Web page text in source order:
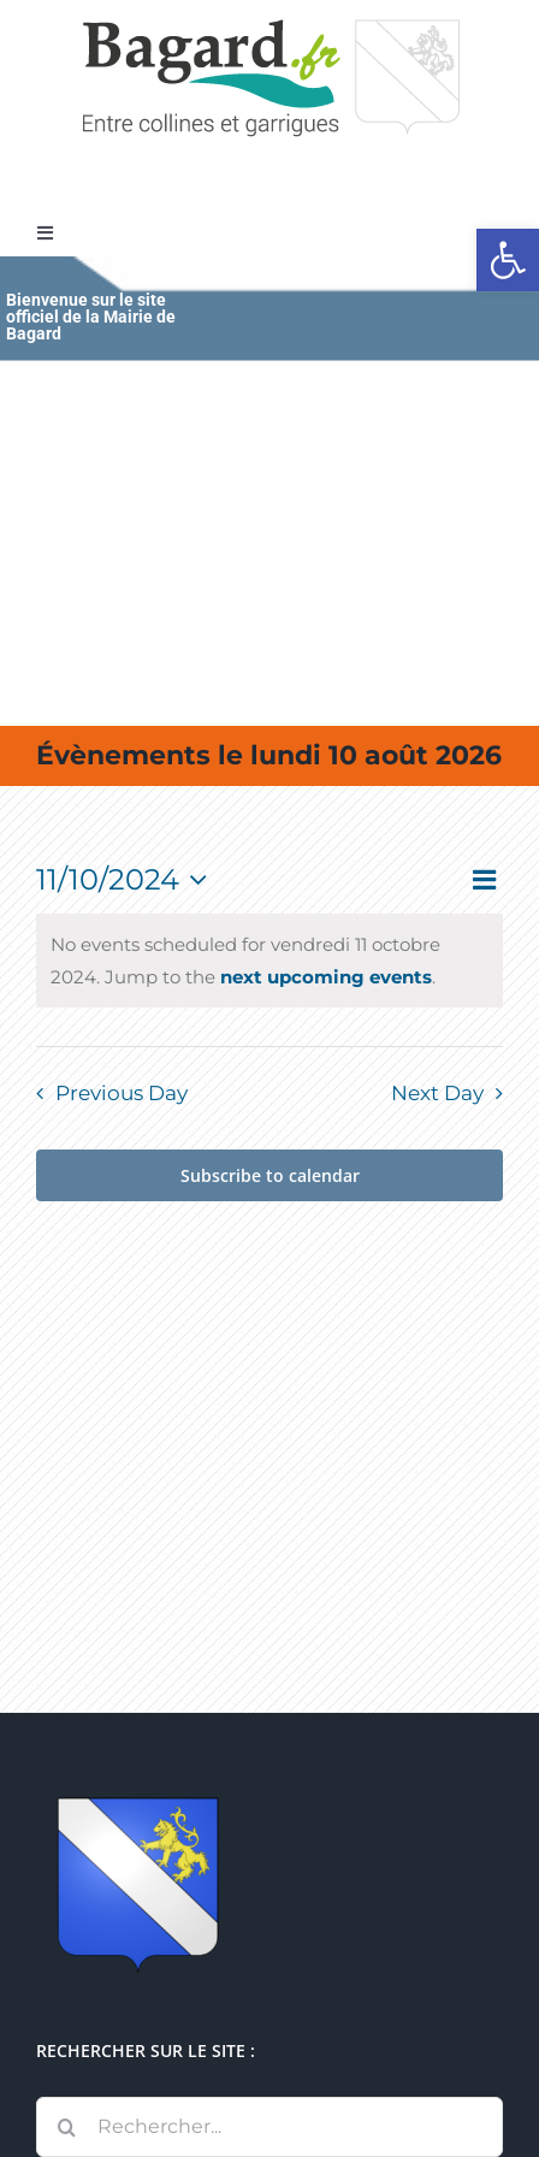
Ouvrir
Toggle
Navigation
Accueil
Bienvenue sur le site
officiel de la Mairie de
Bagard
Évènements le lundi 10 août 2026
Event
Jour
11/10/2024
Select
date.
No events scheduled for vendredi 11 octobre
2024. Jump to the next upcoming events.
Previous Day Next Day
Subscribe to calendar
RECHERCHER SUR LE SITE :